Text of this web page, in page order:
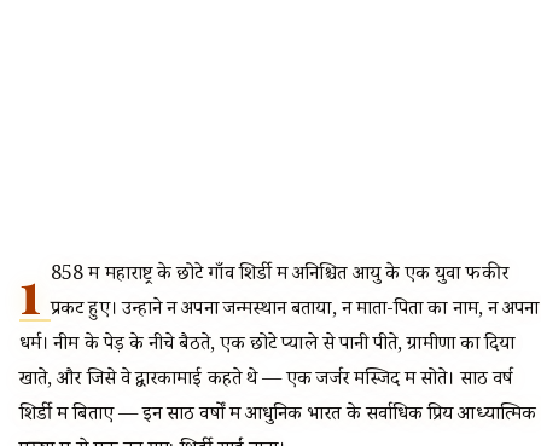
1 858 में महाराष्ट्र के छोटे गाँव शिर्डी में अनिश्चित आयु के एक युवा फकीर
प्रकट हुए। उन्होंने न अपना जन्मस्थान बताया, न माता-पिता का नाम, न अपना
धर्म। नीम के पेड़ के नीचे बैठते, एक छोटे प्याले से पानी पीते, ग्रामीणों का दिया
खाते, और जिसे वे द्वारकामाई कहते थे — एक जर्जर मस्जिद में सोते। साठ वर्ष
शिर्डी में बिताए — इन साठ वर्षों में आधुनिक भारत के सर्वाधिक प्रिय आध्यात्मिक